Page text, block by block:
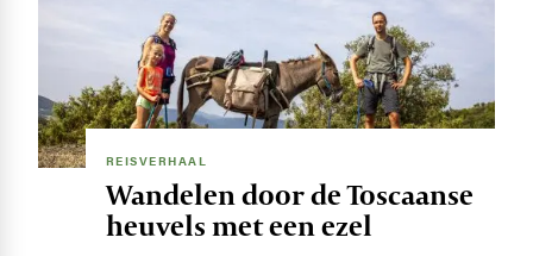
REISVERHAAL
Wandelen door de Toscaanse
heuvels met een ezel